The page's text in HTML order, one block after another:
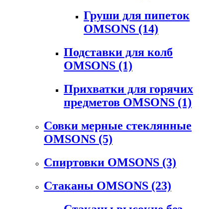
Груши для пипеток
OMSONS (14)
Подставки для колб
OMSONS (1)
Прихватки для горячих
предметов OMSONS (1)
Совки мерные стеклянные
OMSONS (5)
Спиртовки OMSONS (3)
Стаканы OMSONS (23)